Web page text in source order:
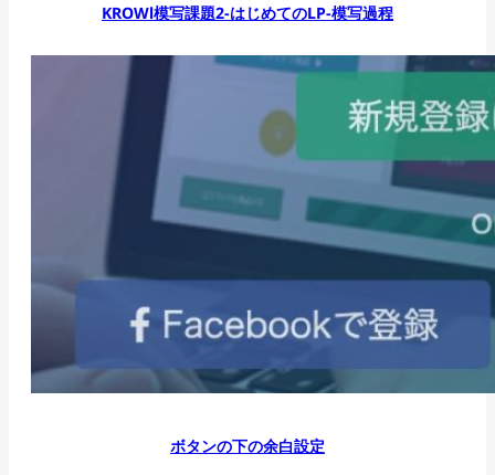
KROWl模写課題2-はじめてのLP-模写過程
ボタンの下の余白設定